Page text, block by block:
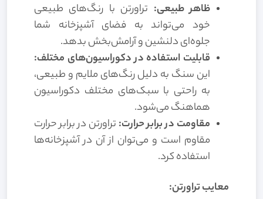
ظاهر طبیعی: تراورتن با رنگ‌های طبیعی
خود می‌تواند به فضای آشپزخانه شما
جلوه‌ای دلنشین و آرامش‌بخش بدهد.
قابلیت استفاده در دکوراسیون‌های مختلف:
این سنگ به دلیل رنگ‌های ملایم و طبیعی،
به راحتی با سبک‌های مختلف دکوراسیون
هماهنگ می‌شود.
مقاومت در برابر حرارت: تراورتن در برابر حرارت
مقاوم است و می‌توان از آن در آشپزخانه‌ها
استفاده کرد.
معایب تراورتن: